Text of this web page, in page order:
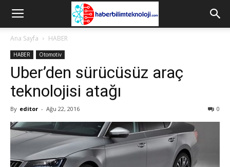
Ana Sayfa HABER
HABER Otomotiv
Uber’den sürücüsüz araç
teknolojisi atağı
By editor - Ağu 22, 2016 0